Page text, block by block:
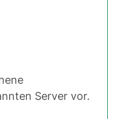
Server vor.